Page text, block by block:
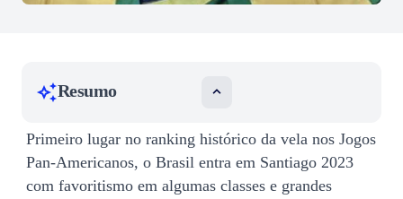
Resumo
Primeiro lugar no ranking histórico da vela nos Jogos
Pan-Americanos, o Brasil entra em Santiago 2023
com favoritismo em algumas classes e grandes